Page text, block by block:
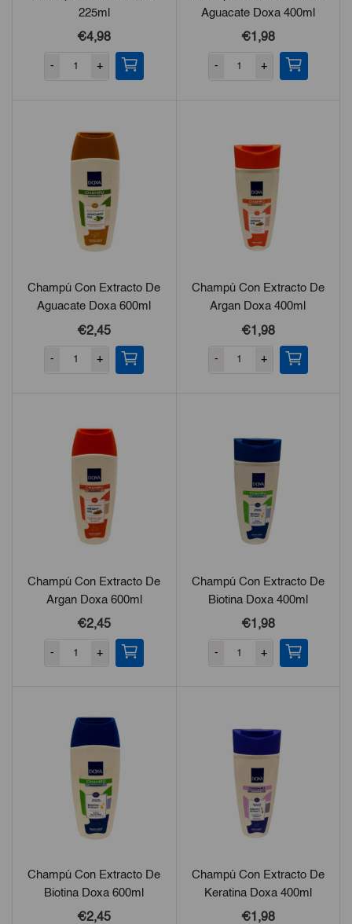
225ml
€4,98
- +
Aguacate Doxa 400ml
€1,98
- +
Champú Con Extracto De
Aguacate Doxa 600ml
€2,45
- +
Champú Con Extracto De
Argan Doxa 400ml
€1,98
- +
Champú Con Extracto De
Argan Doxa 600ml
€2,45
- +
Champú Con Extracto De
Biotina Doxa 400ml
€1,98
- +
Champú Con Extracto De
Biotina Doxa 600ml
€2,45
Champú Con Extracto De
Keratina Doxa 400ml
€1,98